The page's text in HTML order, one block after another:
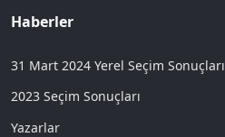
Haberler
31 Mart 2024 Yerel Seçim Sonuçları
2023 Seçim Sonuçları
Yazarlar